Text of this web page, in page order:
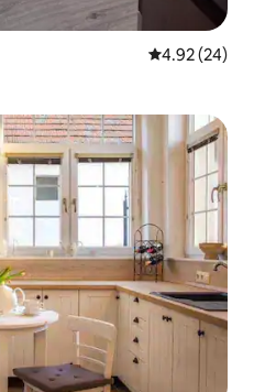
平均评分
4.92 (24)